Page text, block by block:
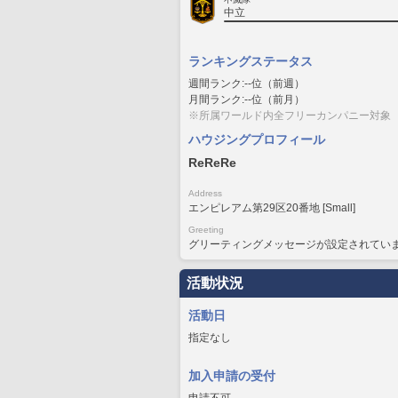
中立
ランキングステータス
週間ランク:--位（前週）
月間ランク:--位（前月）
※所属ワールド内全フリーカンパニー対象
ハウジングプロフィール
ReReRe
Address
エンピレアム第29区20番地 [Small]
Greeting
グリーティングメッセージが設定されてい
活動状況
活動日
指定なし
加入申請の受付